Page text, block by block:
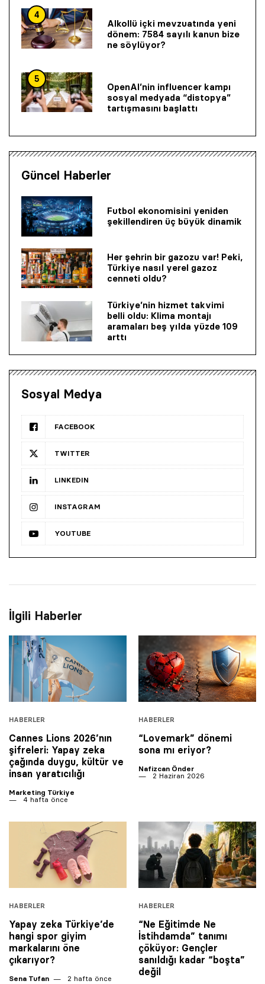
4
Alkollü içki mevzuatında yeni
dönem: 7584 sayılı kanun bize
ne söylüyor?
5
OpenAI’nin influencer kampı
sosyal medyada “distopya”
tartışmasını başlattı
Güncel Haberler
Futbol ekonomisini yeniden
şekillendiren üç büyük dinamik
Her şehrin bir gazozu var! Peki,
Türkiye nasıl yerel gazoz
cenneti oldu?
Türkiye’nin hizmet takvimi
belli oldu: Klima montajı
aramaları beş yılda yüzde 109
arttı
Sosyal Medya
FACEBOOK
TWITTER
LINKEDIN
INSTAGRAM
YOUTUBE
İlgili Haberler
HABERLER
Cannes Lions 2026’nın
şifreleri: Yapay zeka
çağında duygu, kültür ve
insan yaratıcılığı
Marketing Türkiye
4 hafta önce
HABERLER
“Lovemark” dönemi
sona mı eriyor?
Nafizcan Önder
2 Haziran 2026
HABERLER
Yapay zeka Türkiye’de
hangi spor giyim
markalarını öne
çıkarıyor?
Sena Tufan 2 hafta önce
HABERLER
“Ne Eğitimde Ne
İstihdamda” tanımı
çöküyor: Gençler
sanıldığı kadar “boşta”
değil